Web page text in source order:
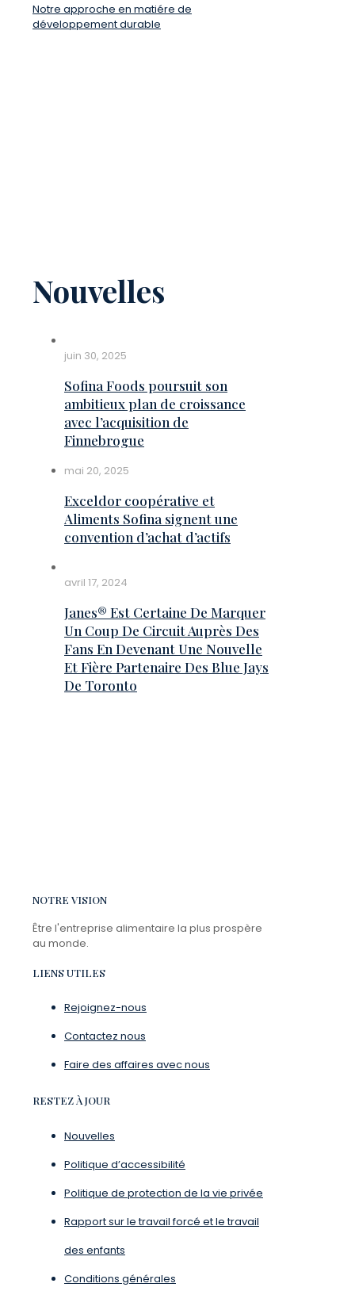
Notre approche en matiére de
développement durable
Nouvelles
juin 30, 2025
Sofina Foods poursuit son
ambitieux plan de croissance
avec l’acquisition de
Finnebrogue
mai 20, 2025
Exceldor coopérative et
Aliments Sofina signent une
convention d’achat d’actifs
avril 17, 2024
Janes® Est Certaine De Marquer
Un Coup De Circuit Auprès Des
Fans En Devenant Une Nouvelle
Et Fière Partenaire Des Blue Jays
De Toronto
NOTRE VISION
Être l'entreprise alimentaire la plus prospère
au monde.
LIENS UTILES
Rejoignez-nous
Contactez nous
Faire des affaires avec nous
RESTEZ À JOUR
Nouvelles
Politique d’accessibilité
Politique de protection de la vie privée
Rapport sur le travail forcé et le travail
des enfants
Conditions générales